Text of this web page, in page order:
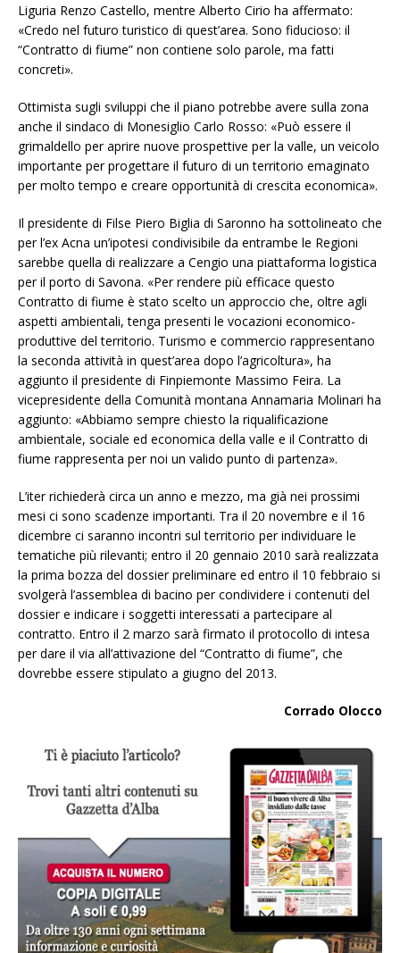
Liguria Renzo Castello, mentre Alberto Cirio ha affermato:
«Credo nel futuro turistico di quest’area. Sono fiducioso: il
“Contratto di fiume” non contiene solo parole, ma fatti
concreti».
Ottimista sugli sviluppi che il piano potrebbe avere sulla zona
anche il sindaco di Monesiglio Carlo Rosso: «Può essere il
grimaldello per aprire nuove prospettive per la valle, un veicolo
importante per progettare il futuro di un territorio emaginato
per molto tempo e creare opportunità di crescita economica».
Il presidente di Filse Piero Biglia di Saronno ha sottolineato che
per l’ex Acna un’ipotesi condivisibile da entrambe le Regioni
sarebbe quella di realizzare a Cengio una piattaforma logistica
per il porto di Savona. «Per rendere più efficace questo
Contratto di fiume è stato scelto un approccio che, oltre agli
aspetti ambientali, tenga presenti le vocazioni economico-
produttive del territorio. Turismo e commercio rappresentano
la seconda attività in quest’area dopo l’agricoltura», ha
aggiunto il presidente di Finpiemonte Massimo Feira. La
vicepresidente della Comunità montana Annamaria Molinari ha
aggiunto: «Abbiamo sempre chiesto la riqualificazione
ambientale, sociale ed economica della valle e il Contratto di
fiume rappresenta per noi un valido punto di partenza».
L’iter richiederà circa un anno e mezzo, ma già nei prossimi
mesi ci sono scadenze importanti. Tra il 20 novembre e il 16
dicembre ci saranno incontri sul territorio per individuare le
tematiche più rilevanti; entro il 20 gennaio 2010 sarà realizzata
la prima bozza del dossier preliminare ed entro il 10 febbraio si
svolgerà l’assemblea di bacino per condividere i contenuti del
dossier e indicare i soggetti interessati a partecipare al
contratto. Entro il 2 marzo sarà firmato il protocollo di intesa
per dare il via all’attivazione del “Contratto di fiume”, che
dovrebbe essere stipulato a giugno del 2013.
Corrado Olocco